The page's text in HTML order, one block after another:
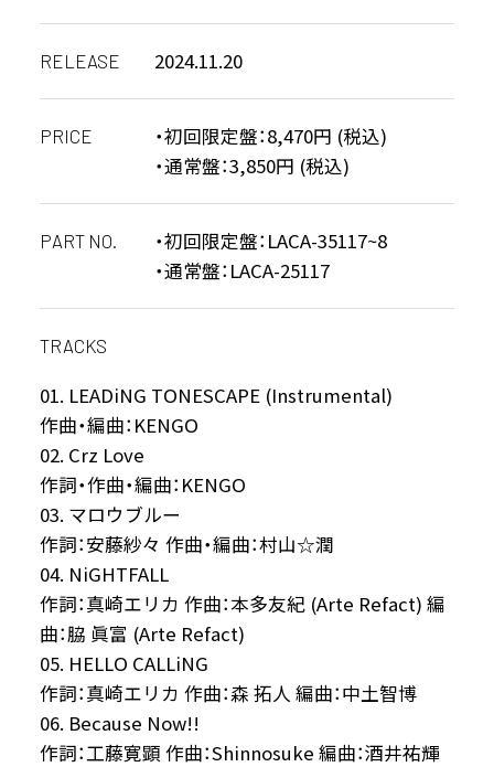
RELEASE 2024.11.20
PRICE
・初回限定盤：8,470円 (税込)
・通常盤：3,850円 (税込)
PART NO.
・初回限定盤：LACA-35117~8
・通常盤：LACA-25117
TRACKS
01. LEADiNG TONESCAPE (Instrumental)
作曲・編曲：KENGO
02. Crz Love
作詞・作曲・編曲：KENGO
03. マロウブルー
作詞：安藤紗々 作曲・編曲：村山☆潤
04. NiGHTFALL
作詞：真崎エリカ 作曲：本多友紀 (Arte Refact) 編
曲：脇 眞富 (Arte Refact)
05. HELLO CALLiNG
作詞：真崎エリカ 作曲：森 拓人 編曲：中土智博
06. Because Now!!
作詞：工藤寛顕 作曲：Shinnosuke 編曲：酒井祐輝